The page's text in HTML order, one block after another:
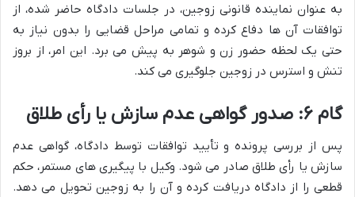
به عنوان نماینده قانونی زوجین، در جلسات دادگاه حاضر شده، از
توافقات آن ها دفاع کرده و تمامی مراحل قضایی را بدون نیاز به
حتی یک لحظه حضور زن و شوهر به پیش می برد. این امر، از بروز
تنش و استرس در زوجین جلوگیری می کند.
گام ۶: صدور گواهی عدم سازش یا رأی طلاق
پس از بررسی پرونده و تأیید توافقات توسط دادگاه، گواهی عدم
سازش یا رأی طلاق صادر می شود. وکیل با پیگیری های مستمر، حکم
قطعی را از دادگاه دریافت کرده و آن را به زوجین تحویل می دهد.